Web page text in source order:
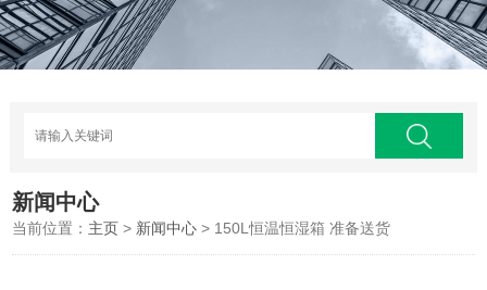
新闻中心
当前位置： 主页 > 新闻中心 > 150L恒温恒湿箱 准备送货